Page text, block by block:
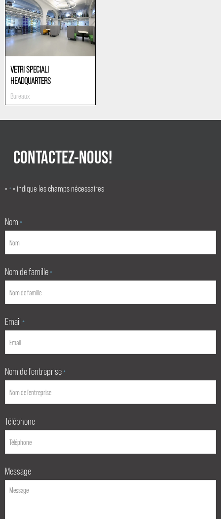
VETRI SPECIALI
HEADQUARTERS
Bureaux
CONTACTEZ-NOUS!
« * » indique les champs nécessaires
Nom *
Nom de famille *
Email *
Nom de l’entreprise *
Téléphone
Message